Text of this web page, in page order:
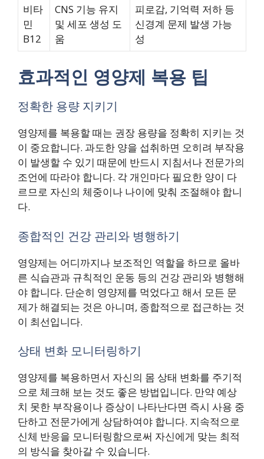
비타
민
B12
CNS 기능 유지
및 세포 생성 도
움
피로감, 기억력 저하 등
신경계 문제 발생 가능
성
효과적인 영양제 복용 팁
정확한 용량 지키기
영양제를 복용할 때는 권장 용량을 정확히 지키는 것
이 중요합니다. 과도한 양을 섭취하면 오히려 부작용
이 발생할 수 있기 때문에 반드시 지침서나 전문가의
조언에 따라야 합니다. 각 개인마다 필요한 양이 다
르므로 자신의 체중이나 나이에 맞춰 조절해야 합니
다.
종합적인 건강 관리와 병행하기
영양제는 어디까지나 보조적인 역할을 하므로 올바
른 식습관과 규칙적인 운동 등의 건강 관리와 병행해
야 합니다. 단순히 영양제를 먹었다고 해서 모든 문
제가 해결되는 것은 아니며, 종합적으로 접근하는 것
이 최선입니다.
상태 변화 모니터링하기
영양제를 복용하면서 자신의 몸 상태 변화를 주기적
으로 체크해 보는 것도 좋은 방법입니다. 만약 예상
치 못한 부작용이나 증상이 나타난다면 즉시 사용 중
단하고 전문가에게 상담하여야 합니다. 지속적으로
신체 반응을 모니터링함으로써 자신에게 맞는 최적
의 방식을 찾아갈 수 있습니다.